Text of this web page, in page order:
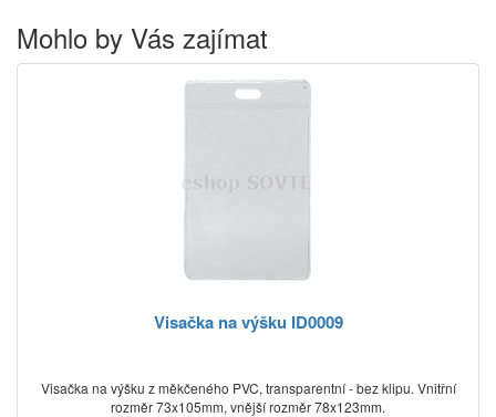
Mohlo by Vás zajímat
Visačka na výšku ID0009
Visačka na výšku z měkčeného PVC, transparentní - bez klipu. Vnitřní
rozměr 73x105mm, vnější rozměr 78x123mm.